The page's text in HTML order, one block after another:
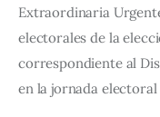
Extraordinaria
electorales de la
correspondiente al
en la jornada